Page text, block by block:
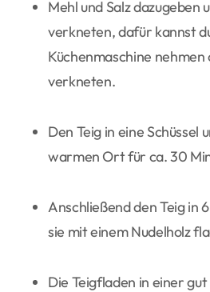
Mehl und Salz dazugeben
verkneten, dafür kannst
Küchenmaschine
verkneten.
Den Teig in eine Schüssel
warmen Ort für ca. 30
Anschließend den Teig in
sie mit einem Nudelholz
Die Teigfladen in einer